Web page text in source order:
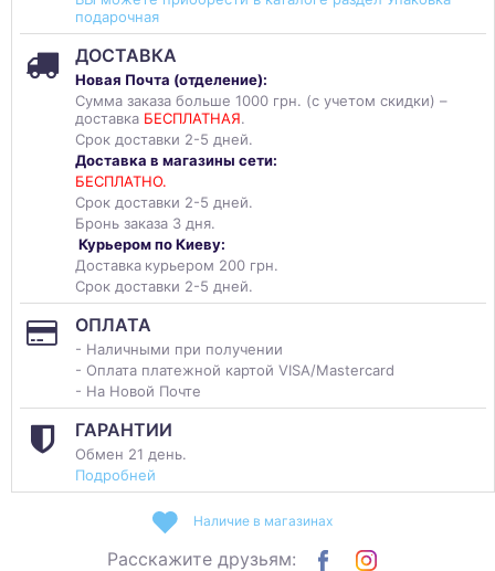
подарочная
ДОСТАВКА
Новая Почта (отделение):
Сумма заказа больше 1000 грн. (с учетом скидки) –
доставка БЕСПЛАТНАЯ.
Срок доставки 2-5 дней.
Доставка в магазины сети:
БЕСПЛАТНО.
Срок доставки 2-5 дней.
Бронь заказа 3 дня.
Курьером по Киеву:
Доставка курьером 200 грн.
Срок доставки 2-5 дней.
ОПЛАТА
- Наличными при получении
- Оплата платежной картой VISA/Mastercard
- На Новой Почте
ГАРАНТИИ
Обмен 21 день.
Подробней
Наличие в магазинах
Расскажите друзьям: